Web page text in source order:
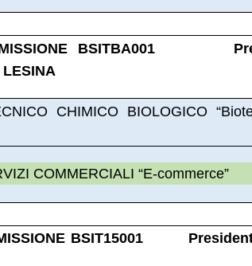
BSITBA001
CHIMICO BIOLOGICO
COMMERCIALI “E-commerce”
BSIT15001